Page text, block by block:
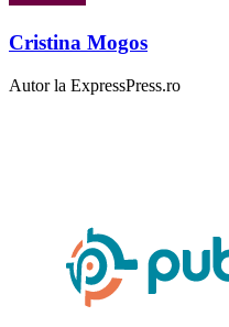
Cristina Mogos
Autor la ExpressPress.ro